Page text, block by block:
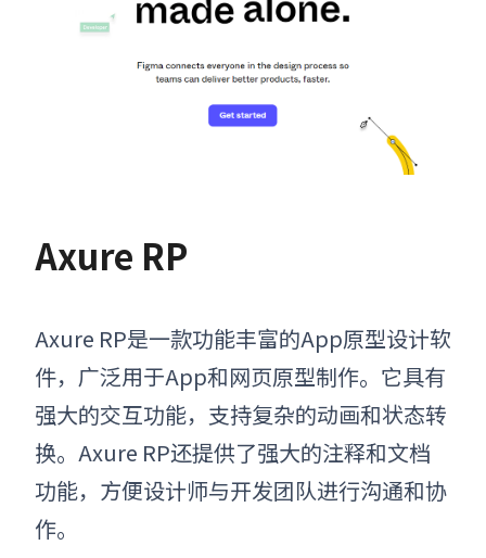
Axure RP
Axure RP是一款功能丰富的App原型设计软
件，广泛用于App和网页原型制作。它具有
强大的交互功能，支持复杂的动画和状态转
换。Axure RP还提供了强大的注释和文档
功能，方便设计师与开发团队进行沟通和协
作。